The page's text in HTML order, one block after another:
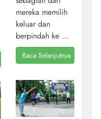
mereka memilih
keluar dan
berpindah ke ...
Baca Selanjutnya